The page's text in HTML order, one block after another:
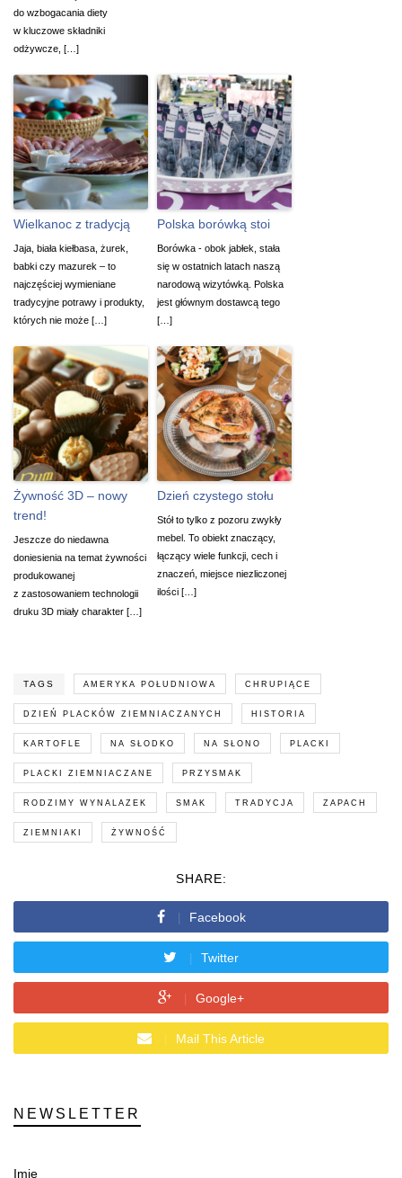
do wzbogacania diety
w kluczowe składniki
odżywcze, […]
Wielkanoc z tradycją
Jaja, biała kiełbasa, żurek,
babki czy mazurek – to
najczęściej wymieniane
tradycyjne potrawy i produkty,
których nie może […]
Polska borówką stoi
Borówka - obok jabłek, stała
się w ostatnich latach naszą
narodową wizytówką. Polska
jest głównym dostawcą tego
[…]
Żywność 3D – nowy
trend!
Jeszcze do niedawna
doniesienia na temat żywności
produkowanej
z zastosowaniem technologii
druku 3D miały charakter […]
Dzień czystego stołu
Stół to tylko z pozoru zwykły
mebel. To obiekt znaczący,
łączący wiele funkcji, cech i
znaczeń, miejsce niezliczonej
ilości […]
TAGS AMERYKA POŁUDNIOWA CHRUPIĄCE
DZIEŃ PLACKÓW ZIEMNIACZANYCH HISTORIA
KARTOFLE NA SŁODKO NA SŁONO PLACKI
PLACKI ZIEMNIACZANE PRZYSMAK
RODZIMY WYNALAZEK SMAK TRADYCJA ZAPACH
ZIEMNIAKI ŻYWNOŚĆ
SHARE:
Facebook
Twitter
Google+
Mail This Article
NEWSLETTER
Imię